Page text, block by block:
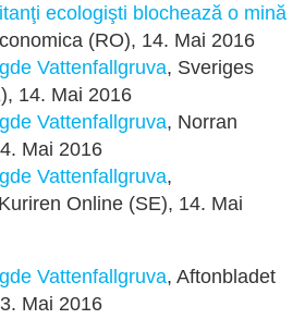
ecologişti blochează o mină
(RO), 14. Mai 2016
Vattenfallgruva, Sveriges
14. Mai 2016
Vattenfallgruva, Norran
Mai 2016
Vattenfallgruva,
Online (SE), 14. Mai
Vattenfallgruva, Aftonbladet
Mai 2016